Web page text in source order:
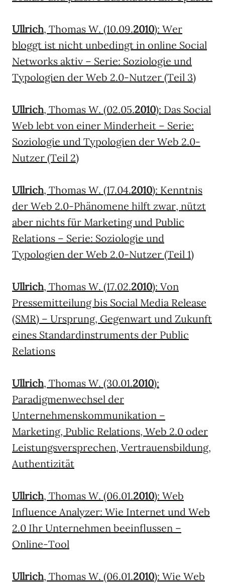
Ullrich, Thomas W. (10.09.2010): Wer
bloggt ist nicht unbedingt in online Social
Networks aktiv – Serie: Soziologie und
Typologien der Web 2.0-Nutzer (Teil 3)
Ullrich, Thomas W. (02.05.2010): Das Social
Web lebt von einer Minderheit – Serie:
Soziologie und Typologien der Web 2.0-
Nutzer (Teil 2)
Ullrich, Thomas W. (17.04.2010): Kenntnis
der Web 2.0-Phänomene hilft zwar, nützt
aber nichts für Marketing und Public
Relations – Serie: Soziologie und
Typologien der Web 2.0-Nutzer (Teil 1)
Ullrich, Thomas W. (17.02.2010): Von
Pressemitteilung bis Social Media Release
(SMR) – Ursprung, Gegenwart und Zukunft
eines Standardinstruments der Public
Relations
Ullrich, Thomas W. (30.01.2010):
Paradigmenwechsel der
Unternehmenskommunikation –
Marketing, Public Relations, Web 2.0 oder
Leistungsversprechen, Vertrauensbildung,
Authentizität
Ullrich, Thomas W. (06.01.2010): Web
Influence Analyzer: Wie Internet und Web
2.0 Ihr Unternehmen beeinflussen –
Online-Tool
Ullrich, Thomas W. (06.01.2010): Wie Web